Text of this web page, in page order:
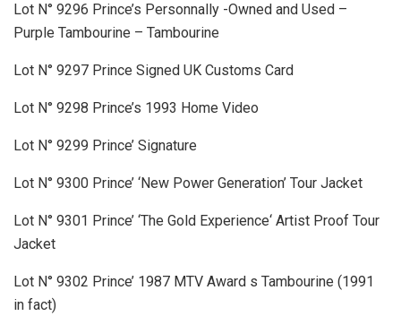
Lot N° 9296 Prince’s Personnally -Owned and Used –
Purple Tambourine – Tambourine
Lot N° 9297 Prince Signed UK Customs Card
Lot N° 9298 Prince’s 1993 Home Video
Lot N° 9299 Prince’ Signature
Lot N° 9300 Prince’ ‘New Power Generation’ Tour Jacket
Lot N° 9301 Prince’ ‘The Gold Experience‘ Artist Proof Tour
Jacket
Lot N° 9302 Prince’ 1987 MTV Award s Tambourine (1991
in fact)